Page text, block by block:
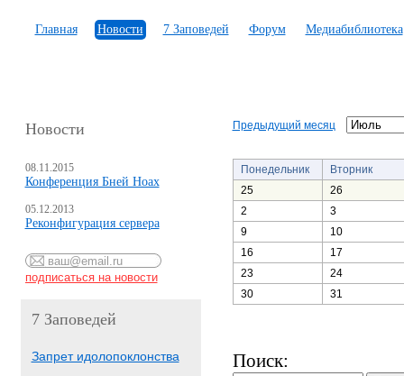
Главная Новости 7 Заповедей Форум Медиабиблиотека
Новости
08.11.2015
Конференция Бней Ноах
05.12.2013
Реконфигурация сервера
7 Заповедей
Запрет идолопоклонства
Предыдущий месяц
Понедельник
Вторник
25
26
2
3
9
10
16
17
23
24
30
31
Поиск: